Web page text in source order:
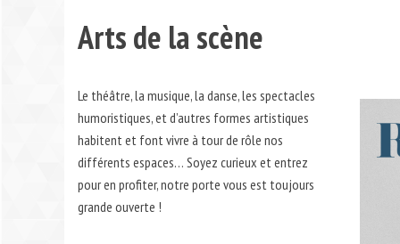
Arts de la scène
Le théâtre, la musique, la danse, les spectacles
humoristiques, et d’autres formes artistiques
habitent et font vivre à tour de rôle nos
différents espaces… Soyez curieux et entrez
pour en profiter, notre porte vous est toujours
grande ouverte !